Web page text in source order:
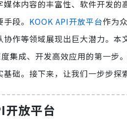
体内容的丰富性、软件开发
段。 KOOK API开放平台作为
作等领域展现出巨大潜力。
集成、开发高效应用的第一步
础。接下来，让我们一步步探
开放平台